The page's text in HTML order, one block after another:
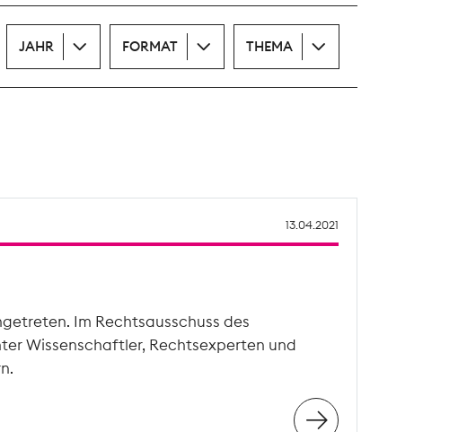
JAHR FORMAT THEMA
13.04.2021
Im Rechtsausschuss des
Wissenschaftler, Rechtsexperten und